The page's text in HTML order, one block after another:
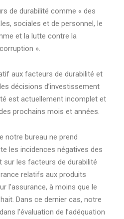
de durabilité comme « des
sociales et de personnel, le
et la lutte contre la
».
aux facteurs de durabilité et
décisions d’investissement
est actuellement incomplet et
prochains mois et années.
notre bureau ne prend
les incidences négatives des
sur les facteurs de durabilité
relatifs aux produits
l’assurance, à moins que le
Dans ce dernier cas, notre
l’évaluation de l’adéquation